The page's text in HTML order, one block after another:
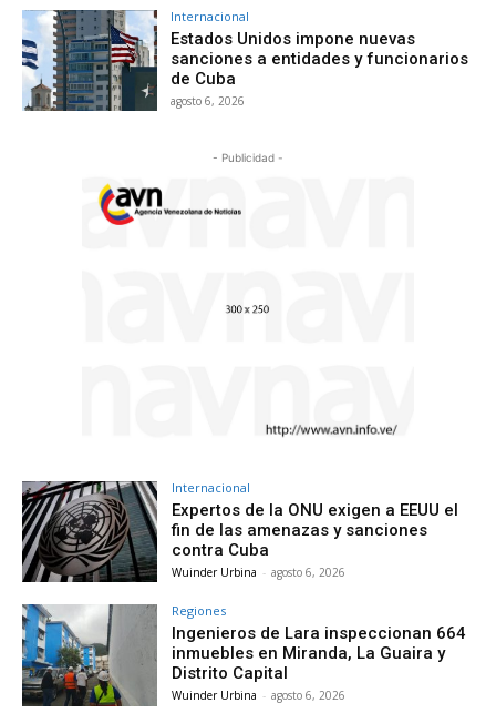
Internacional
Estados Unidos impone nuevas
sanciones a entidades y funcionarios
de Cuba
agosto 6, 2026
- Publicidad -
Internacional
Expertos de la ONU exigen a EEUU el
fin de las amenazas y sanciones
contra Cuba
Wuinder Urbina - agosto 6, 2026
Regiones
Ingenieros de Lara inspeccionan 664
inmuebles en Miranda, La Guaira y
Distrito Capital
Wuinder Urbina - agosto 6, 2026